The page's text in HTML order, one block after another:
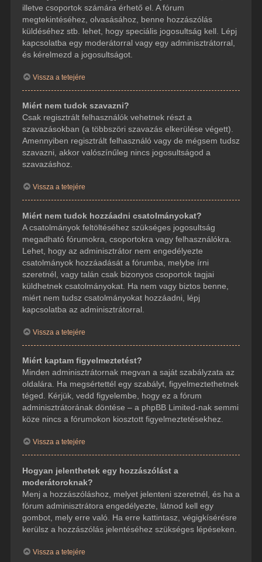
illetve csoportok számára érhető el. A fórum
megtekintéséhez, olvasásához, benne hozzászólás
küldéséhez stb. lehet, hogy speciális jogosultság kell. Lépj
kapcsolatba egy moderátorral vagy egy adminisztrátorral,
és kérelmezd a jogosultságot.
Vissza a tetejére
Miért nem tudok szavazni?
Csak regisztrált felhasználók vehetnek részt a
szavazásokban (a többszöri szavazás elkerülése végett).
Amennyiben regisztrált felhasználó vagy de mégsem tudsz
szavazni, akkor valószínűleg nincs jogosultságod a
szavazáshoz.
Vissza a tetejére
Miért nem tudok hozzáadni csatolmányokat?
A csatolmányok feltöltéséhez szükséges jogosultság
megadható fórumokra, csoportokra vagy felhasználókra.
Lehet, hogy az adminisztrátor nem engedélyezte
csatolmányok hozzáadását a fórumba, melybe írni
szeretnél, vagy talán csak bizonyos csoportok tagjai
küldhetnek csatolmányokat. Ha nem vagy biztos benne,
miért nem tudsz csatolmányokat hozzáadni, lépj
kapcsolatba az adminisztrátorral.
Vissza a tetejére
Miért kaptam figyelmeztetést?
Minden adminisztrátornak megvan a saját szabályzata az
oldalára. Ha megsértettél egy szabályt, figyelmeztethetnek
téged. Kérjük, vedd figyelembe, hogy ez a fórum
adminisztrátorának döntése – a phpBB Limited-nak semmi
köze nincs a fórumokon kiosztott figyelmeztetésekhez.
Vissza a tetejére
Hogyan jelenthetek egy hozzászólást a
moderátoroknak?
Menj a hozzászóláshoz, melyet jelenteni szeretnél, és ha a
fórum adminisztrátora engedélyezte, látnod kell egy
gombot, mely erre való. Ha erre kattintasz, végigkísérésre
kerülsz a hozzászólás jelentéséhez szükséges lépéseken.
Vissza a tetejére